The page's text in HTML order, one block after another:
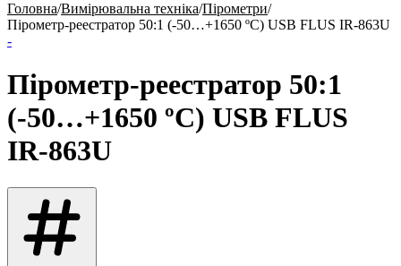
Головна/Вимірювальна техніка/Пірометри/
Пірометр-реестратор 50:1 (-50…+1650 ºС) USB FLUS IR-863U
-
Пірометр-реестратор 50:1
(-50…+1650 ºС) USB FLUS
IR-863U